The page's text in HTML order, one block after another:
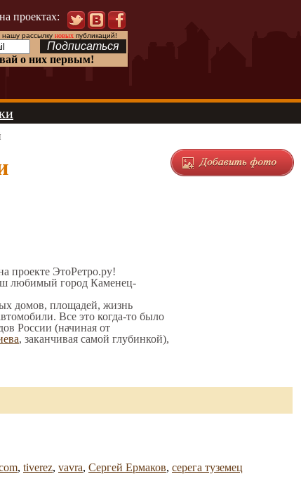
проектах:
рассылку новыхпубликаций!
о них первым!
проекте ЭтоРетро.ру!
любимый город Каменец-
домов, площадей, жизнь
Все это когда-то было
России (начиная от
, заканчивая самой глубинкой),
, tiverez, vavra, Сергей Ермаков, серега туземец